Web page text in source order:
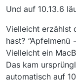
Und auf 10.13.6
Vielleicht erzählst
hast? “Apfelmenü
Vielleicht ein
Das kam
automatisch auf